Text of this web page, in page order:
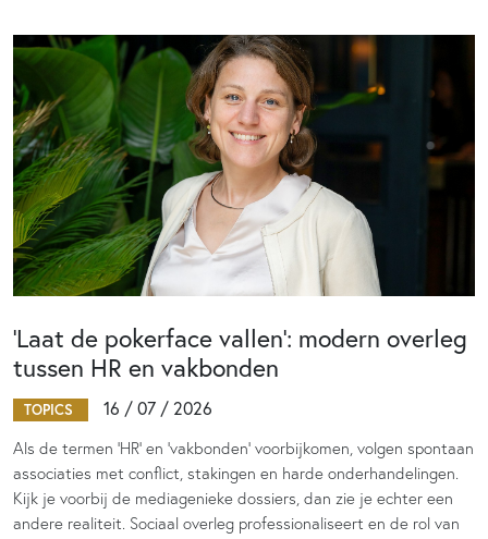
‘Laat de pokerface vallen’: modern overleg
tussen HR en vakbonden
TOPICS 16 / 07 / 2026
Als de termen 'HR' en 'vakbonden' voorbijkomen, volgen spontaan
associaties met conflict, stakingen en harde onderhandelingen.
Kijk je voorbij de mediagenieke dossiers, dan zie je echter een
andere realiteit. Sociaal overleg professionaliseert en de rol van